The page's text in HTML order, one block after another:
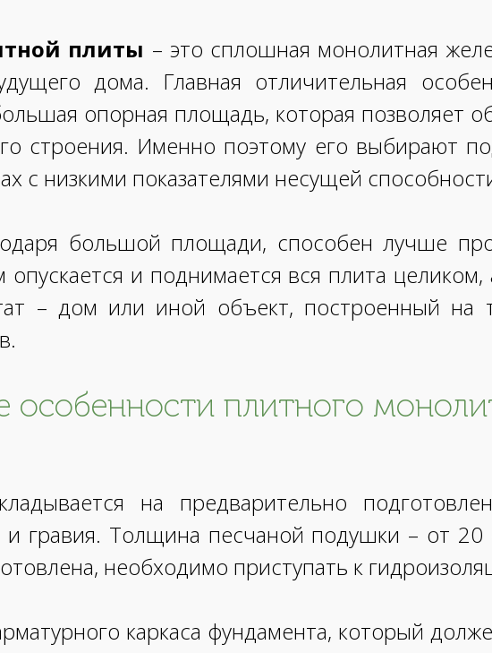
плиты – это сплошная монолитная
дома. Главная отличительная
опорная площадь, которая позволяет
строения. Именно поэтому его выбирают
с низкими показателями несущей
большой площади, способен лучше
и поднимается вся плита
– дом или иной объект, построенный на
особенности плитного
на предварительно
и гравия. Толщина песчаной подушки – от
необходимо приступать к
каркаса фундамента, который